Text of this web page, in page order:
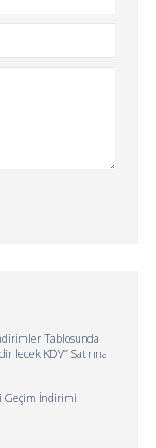
Tablosunda
KDV” Satırına
Geçim İndirimi